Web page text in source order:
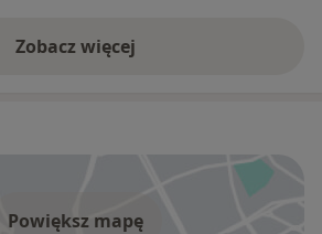
oraz 2 szatnie (damską i
ruchu, zarówno o charakterze
Specjalizujemy się w
skokowego i barkowego
Zobacz więcej
Powiększ mapę